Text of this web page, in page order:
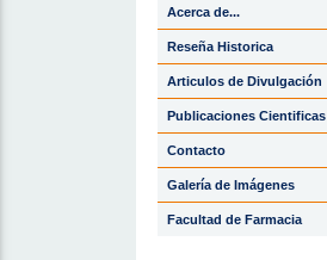
Acerca de...
Reseña Historica
Articulos de Divulgación
Publicaciones Cientificas
Contacto
Galería de Imágenes
Facultad de Farmacia